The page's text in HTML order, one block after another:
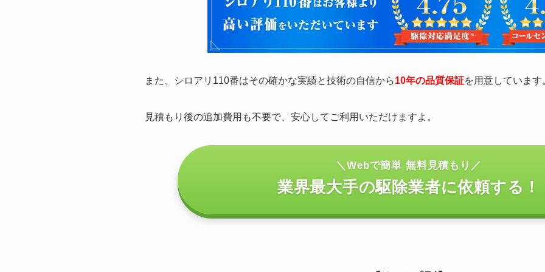
また、シロアリ110番はその確かな実績と技術の自信から10年の品質保証を用意しています
見積もり後の追加費用も不要で、安心してご利用いただけますよ。
＼Webで簡単 無料見積もり／
業界最大手の駆除業者に依頼する！